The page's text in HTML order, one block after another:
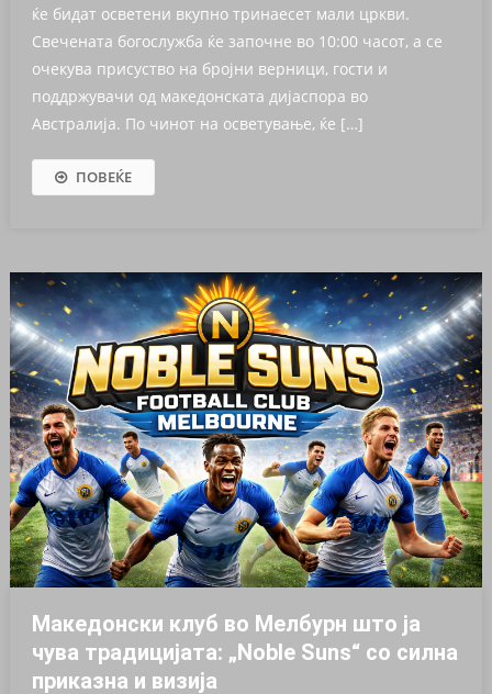
ќе бидат осветени вкупно тринаесет мали цркви.
Свечената богослужба ќе започне во 10:00 часот, а се
очекува присуство на бројни верници, гости и
поддржувачи од македонската дијаспора во
Австралија. По чинот на осветување, ќе […]
ПОВЕЌЕ
Македонски клуб во Мелбурн што ја
чува традицијата: „Noble Suns“ со силна
приказна и визија